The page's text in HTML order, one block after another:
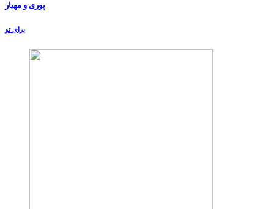
پوری و مهیار
برای تو